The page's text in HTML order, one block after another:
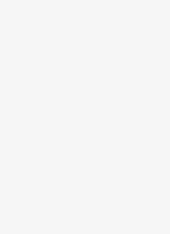
回滚之类的操作。